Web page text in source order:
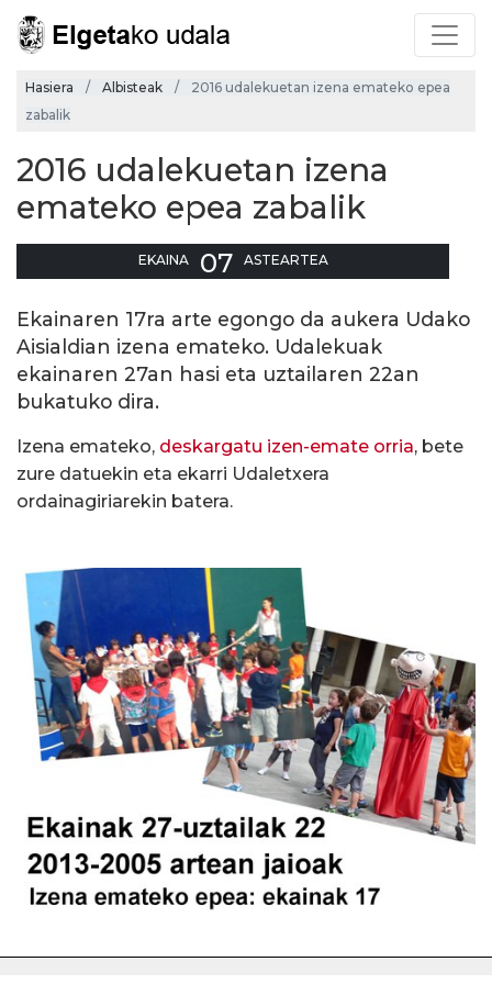
Hasiera Albisteak
2016 udalekuetan izena emateko epea
zabalik
2016 udalekuetan izena
emateko epea zabalik
EKAINA 07 ASTEARTEA
Ekainaren 17ra arte egongo da aukera Udako
Aisialdian izena emateko. Udalekuak
ekainaren 27an hasi eta uztailaren 22an
bukatuko dira.
Izena emateko, deskargatu izen-emate orria, bete
zure datuekin eta ekarri Udaletxera
ordainagiriarekin batera.